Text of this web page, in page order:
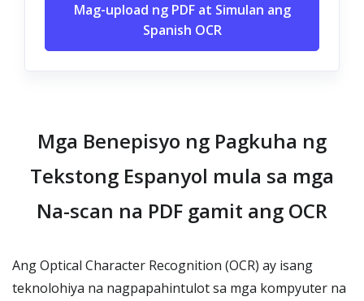
Mag-upload ng PDF at Simulan ang
Spanish OCR
Mga Benepisyo ng Pagkuha ng
Tekstong Espanyol mula sa mga
Na-scan na PDF gamit ang OCR
Ang Optical Character Recognition (OCR) ay isang
teknolohiya na nagpapahintulot sa mga kompyuter na